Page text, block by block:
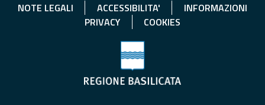
NOTE LEGALI ACCESSIBILITA'
INFORMAZIONI
PRIVACY
COOKIES